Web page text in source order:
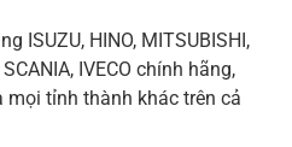
ISUZU, HINO, MITSUBISHI,
IVECO chính hãng,
tỉnh thành khác trên cả